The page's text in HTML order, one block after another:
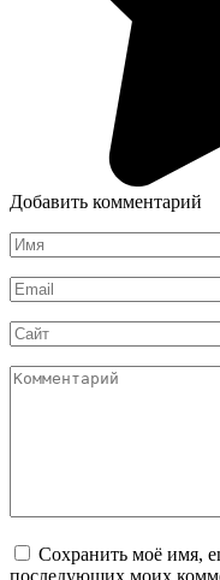
Добавить комментарий
Имя
*
Email
*
Сайт
Комментарий
Сохранить моё имя,
последующих моих